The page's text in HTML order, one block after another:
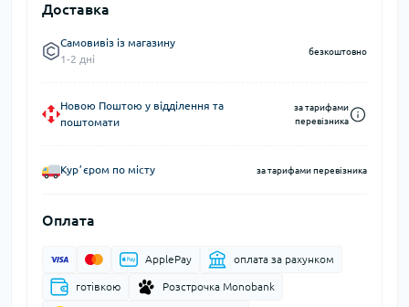
Доставка
Самовивіз із магазину
1-2 дні
безкоштовно
Новою Поштою у відділення та
поштомати
за тарифами
перевізника
Курʼєром по місту за тарифами перевізника
Оплата
ApplePay оплата за рахунком
готівкою Розстрочка Monobank